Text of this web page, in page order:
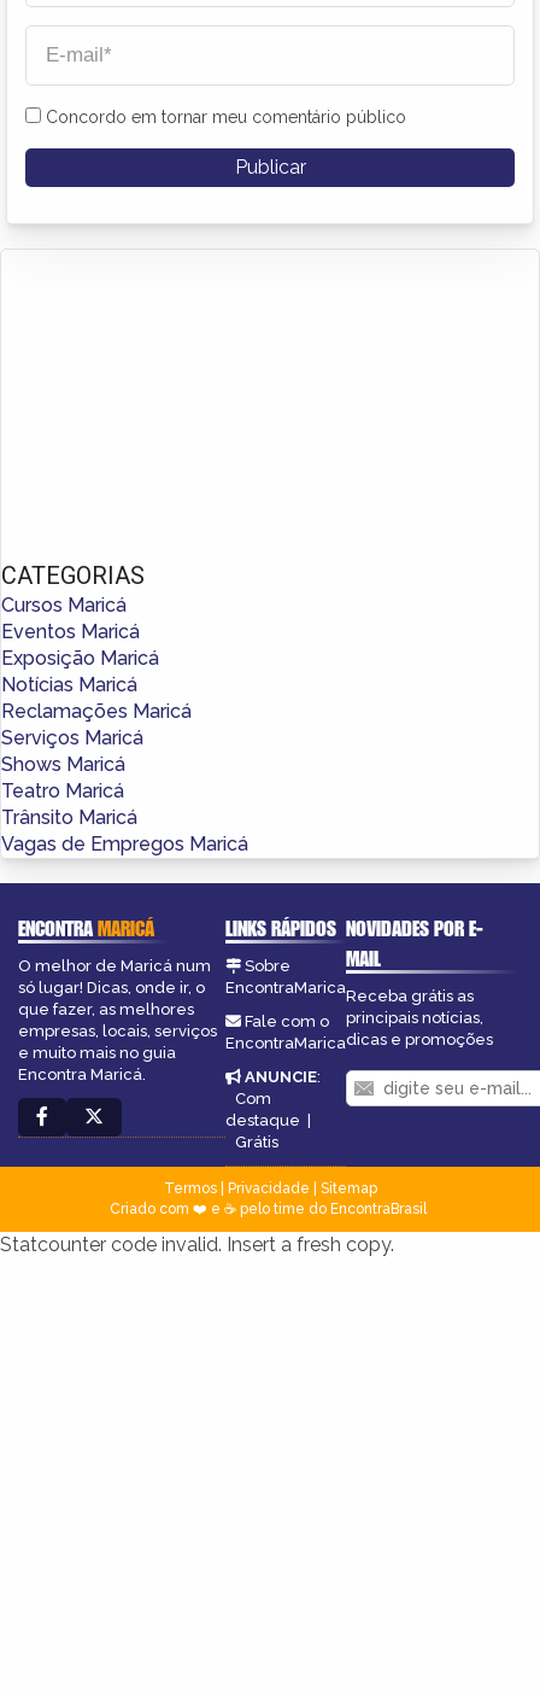
Concordo em tornar meu comentário público
CATEGORIAS
Cursos Maricá
Eventos Maricá
Exposição Maricá
Notícias Maricá
Reclamações Maricá
Serviços Maricá
Shows Maricá
Teatro Maricá
Trânsito Maricá
Vagas de Empregos Maricá
ENCONTRAMARICÁ
O melhor de Maricá num
só lugar! Dicas, onde ir, o
que fazer, as melhores
empresas, locais, serviços
e muito mais no guia
Encontra Maricá.
LINKS RÁPIDOS
Sobre
EncontraMarica
Fale com o
EncontraMarica
ANUNCIE:
Com
destaque
Grátis
NOVIDADES POR E-
MAIL
Receba grátis as
principais notícias,
dicas e promoções
Termos| Privacidade
Sitemap
Criado com ❤️ e ☕ pelo time do EncontraBrasil
Statcounter code invalid. Insert a fresh copy.